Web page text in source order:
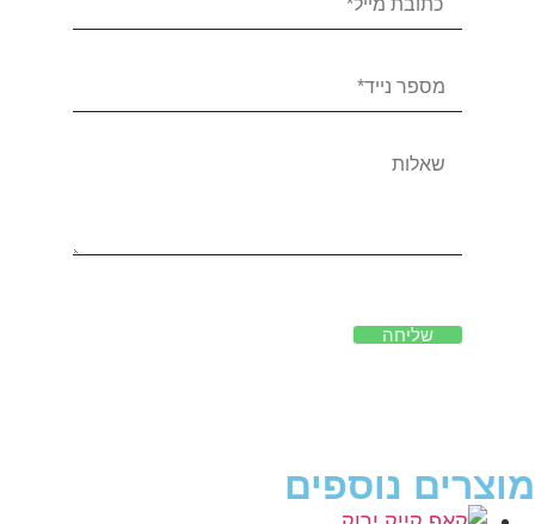
שליחה
מוצרים נוספים